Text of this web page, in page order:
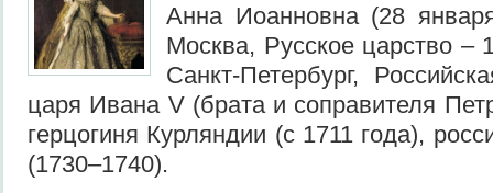
Анна Иоанновна (28
Москва, Русское царство –
Санкт-Петербург,
царя Ивана V (брата и соправителя
герцогиня Курляндии (с 1711 года),
(1730–1740).